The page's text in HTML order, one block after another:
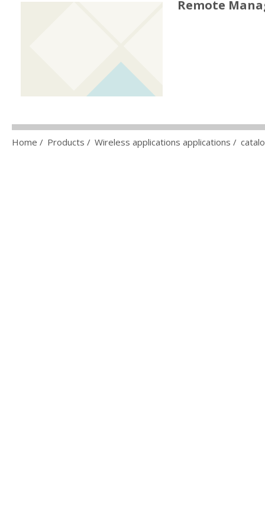
ambientale, ai campi
Remote
Home / Products / Wireless applications applications /